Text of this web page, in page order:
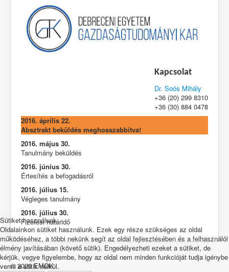
Kapcsolat
Dr. Soós Mihály
+36 (20) 299 8310
+36 (30) 884 0478
2016. április 22.
Absztrakt beküldés meghosszabbítva!
2016. május 30.
Tanulmány beküldés
2016. június 30.
Értesítés a befogadásról
2016. július 15.
Végleges tanulmány
2016. július 30.
Fizetési határidő
© 2026 EMOK
Sütiket használunk
Oldalainkon sütiket használunk. Ezek egy része szükséges az oldal
működéséhez, a többi nekünk segít az oldal fejlesztésében és a felhasználói
élmény javításában (követő sütik). Engedélyezheti ezeket a sütiket, de
kérjük, vegye figyelembe, hogy az oldal nem minden funkcióját tudja igénybe
venni a sütik nélkül.